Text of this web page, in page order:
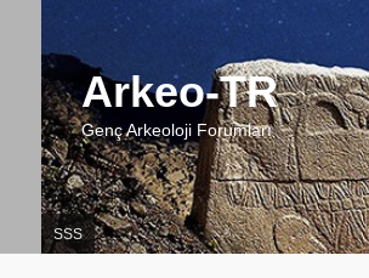
Arkeo-TR
Genç Arkeoloji Forumları
SSS